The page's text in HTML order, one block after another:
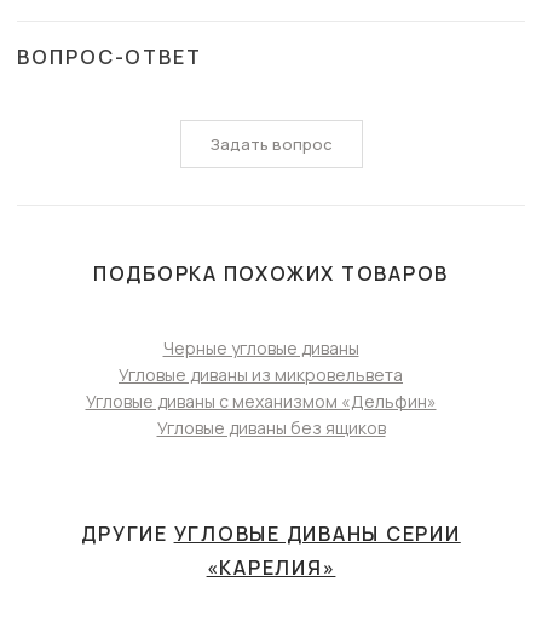
ВОПРОС-ОТВЕТ
Задать вопрос
ПОДБОРКА ПОХОЖИХ ТОВАРОВ
Черные угловые диваны
Угловые диваны из микровельвета
Угловые диваны с механизмом «Дельфин»
Угловые диваны без ящиков
ДРУГИЕ УГЛОВЫЕ ДИВАНЫ СЕРИИ
«КАРЕЛИЯ»